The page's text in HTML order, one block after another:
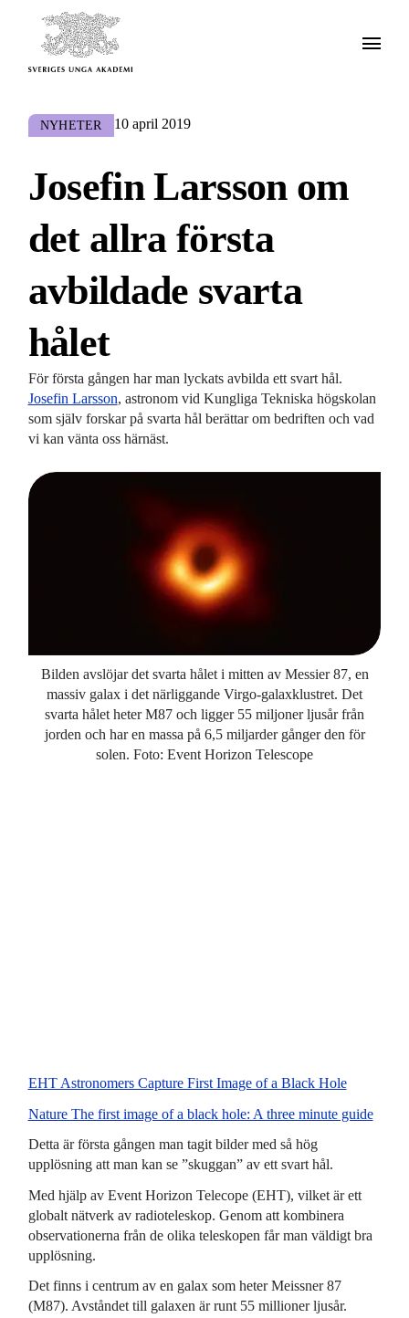
NYHETER 10 april 2019
Josefin Larsson om
det allra första
avbildade svarta
hålet
För första gången har man lyckats avbilda ett svart hål.
Josefin Larsson, astronom vid Kungliga Tekniska högskolan
som själv forskar på svarta hål berättar om bedriften och vad
vi kan vänta oss härnäst.
Bilden avslöjar det svarta hålet i mitten av Messier 87, en
massiv galax i det närliggande Virgo-galaxklustret. Det
svarta hålet heter M87 och ligger 55 miljoner ljusår från
jorden och har en massa på 6,5 miljarder gånger den för
solen. Foto: Event Horizon Telescope
EHT Astronomers Capture First Image of a Black Hole
Nature The first image of a black hole: A three minute guide
Detta är första gången man tagit bilder med så hög
upplösning att man kan se ”skuggan” av ett svart hål.
Med hjälp av Event Horizon Telecope (EHT), vilket är ett
globalt nätverk av radioteleskop. Genom att kombinera
observationerna från de olika teleskopen får man väldigt bra
upplösning.
Det finns i centrum av en galax som heter Meissner 87
(M87). Avståndet till galaxen är runt 55 millioner ljusår.